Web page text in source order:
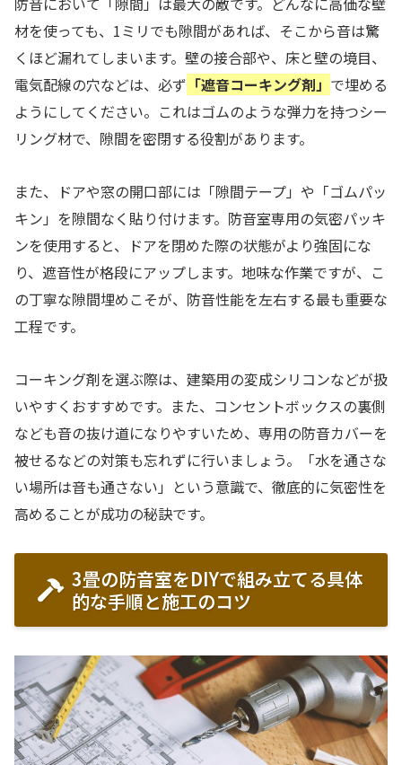
材を使っても、1ミリでも隙間があれば、そこから音は驚
くほど漏れてしまいます。壁の接合部や、床と壁の境目、
電気配線の穴などは、必ず 「遮音コーキング剤」 で埋める
ようにしてください。これはゴムのような弾力を持つシー
リング材で、隙間を密閉する役割があります。
また、ドアや窓の開口部には「隙間テープ」や「ゴムパッ
キン」を隙間なく貼り付けます。防音室専用の気密パッキ
ンを使用すると、ドアを閉めた際の状態がより強固にな
り、遮音性が格段にアップします。地味な作業ですが、こ
の丁寧な隙間埋めこそが、防音性能を左右する最も重要な
工程です。
コーキング剤を選ぶ際は、建築用の変成シリコンなどが扱
いやすくおすすめです。また、コンセントボックスの裏側
なども音の抜け道になりやすいため、専用の防音カバーを
被せるなどの対策も忘れずに行いましょう。「水を通さな
い場所は音も通さない」という意識で、徹底的に気密性を
高めることが成功の秘訣です。
3畳の防音室をDIYで組み立てる具体
的な手順と施工のコツ